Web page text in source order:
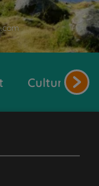
Cultures et